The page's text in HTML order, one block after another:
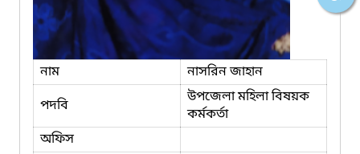
নাম
নাসরিন জাহান
পদবি
উপজেলা মহিলা বিষয়ক
কর্মকর্তা
অফিস